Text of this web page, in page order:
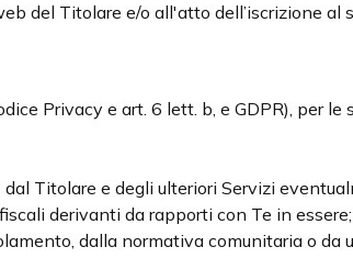
del Titolare e/o all'atto dell’iscrizione
Privacy e art. 6 lett. b, e GDPR), per
Titolare e degli ulteriori Servizi
derivanti da rapporti con Te in essere;
dalla normativa comunitaria o da